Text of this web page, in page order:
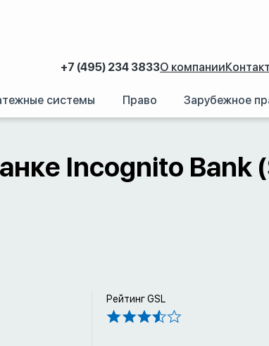
+7 (495) 234 3833О компании
системы Право Зарубежное
Как открыть банковский счет за рубежом/Швейцария /
Incognito Bank
Рейтинг GSL